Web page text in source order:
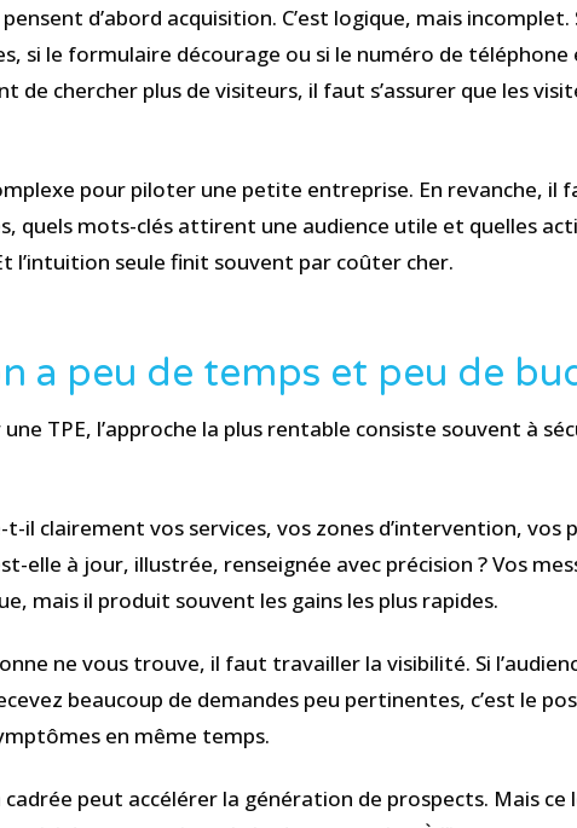
d’abord acquisition. C’est logique, mais
si le formulaire décourage ou si le numéro de téléphone
chercher plus de visiteurs, il faut s’assurer que les
pour piloter une petite entreprise. En revanche, il
quels mots-clés attirent une audience utile et quelles
l’intuition seule finit souvent par coûter cher.
a peu de temps et peu de
TPE, l’approche la plus rentable consiste souvent à
clairement vos services, vos zones d’intervention, vos
elle à jour, illustrée, renseignée avec précision ? Vos
mais il produit souvent les gains les plus rapides.
ne vous trouve, il faut travailler la visibilité. Si
beaucoup de demandes peu pertinentes, c’est le
en même temps.
peut accélérer la génération de prospects. Mais ce